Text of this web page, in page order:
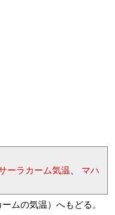
ーラカーム気温、 マハ
ムの気温）へもどる。